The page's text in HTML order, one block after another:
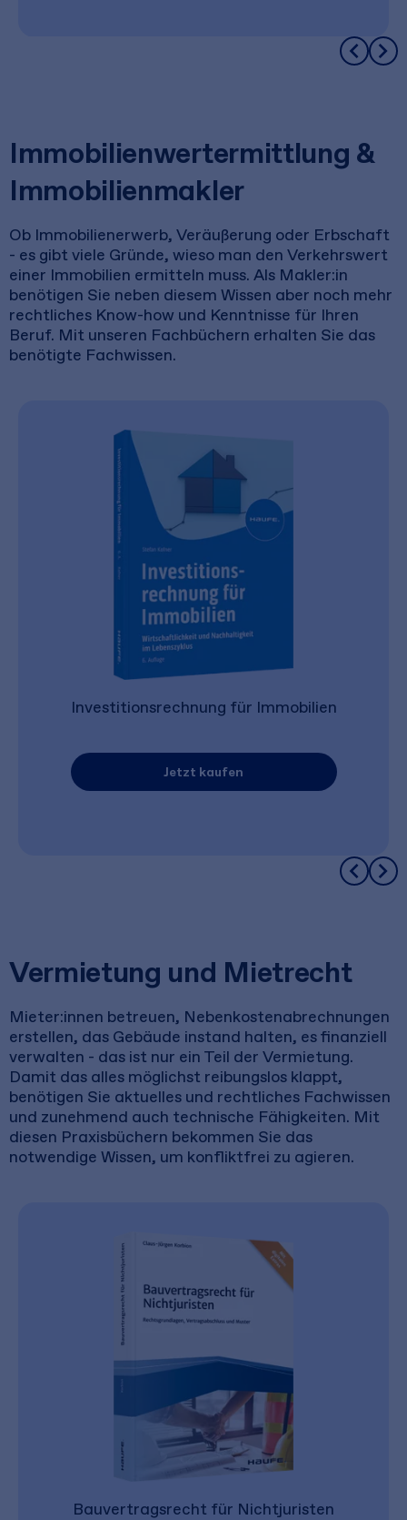
Immobilienwertermittlung &
Immobilienmakler
Ob Immobilienerwerb, Veräußerung oder Erbschaft
- es gibt viele Gründe, wieso man den Verkehrswert
einer Immobilien ermitteln muss. Als Makler:in
benötigen Sie neben diesem Wissen aber noch mehr
rechtliches Know-how und Kenntnisse für Ihren
Beruf. Mit unseren Fachbüchern erhalten Sie das
benötigte Fachwissen.
Investitionsrechnung für Immobilien
Jetzt kaufen
Vermietung und Mietrecht
Mieter:innen betreuen, Nebenkostenabrechnungen
erstellen, das Gebäude instand halten, es finanziell
verwalten - das ist nur ein Teil der Vermietung.
Damit das alles möglichst reibungslos klappt,
benötigen Sie aktuelles und rechtliches Fachwissen
und zunehmend auch technische Fähigkeiten. Mit
diesen Praxisbüchern bekommen Sie das
notwendige Wissen, um konfliktfrei zu agieren.
Bauvertragsrecht für Nichtjuristen